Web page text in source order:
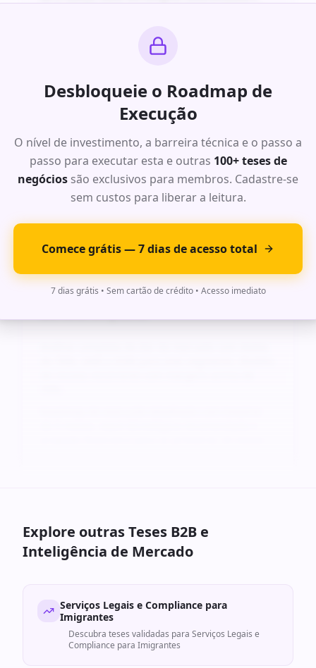
de Alto Impacto
de TAM, SAM e SOM para este segmento. Modelo
de receita recorrente com margens acima de
70%.
Roadmap de execução detalhado com timeline
projeção financeira para os primeiros 24 meses.
Ideia Exclusiva #6: Oportunidade
Desbloqueie o Roadmap de
Execução
O nível de investimento, a barreira técnica e o passo a
passo para executar esta e outras 100+ teses de
negócios são exclusivos para membros. Cadastre-se
sem custos para liberar a leitura.
Comece grátis — 7 dias de acesso total
7 dias grátis • Sem cartão de crédito • Acesso imediato
Explore outras Teses B2B e
Inteligência de Mercado
Serviços Legais e Compliance para
Imigrantes
Descubra teses validadas para Serviços Legais e
Compliance para Imigrantes